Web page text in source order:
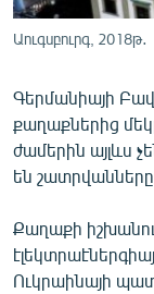
ՏԵՍԱՆՅՈՒԹԵՐ
ԲԱՆԱՎԵՃ
ՁԳՏԵԼՈՎ
ՓՈԴՔԱՍԹ
Հայերեն
Աուգսբուրգ, 2018թ․
Գերմանիայի
քաղաքներից
ժամերին այլևս
են
Քաղաքի
Ուկրաինայի